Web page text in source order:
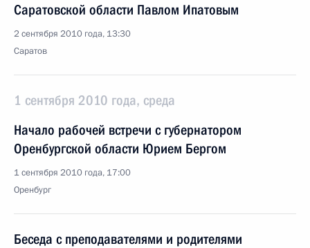
Саратовской области Павлом Ипатовым
2 сентября 2010 года, 13:30
Саратов
1 сентября 2010 года, среда
Начало рабочей встречи с губернатором
Оренбургской области Юрием Бергом
1 сентября 2010 года, 17:00
Оренбург
Беседа с преподавателями и родителями